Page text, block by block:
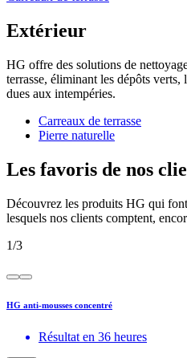
Extérieur
HG offre des solutions de
terrasse, éliminant les dépôts verts,
dues aux intempéries.
Carreaux de terrasse
Pierre naturelle
Les favoris de nos
Découvrez les produits HG qui
lesquels nos clients comptent,
1/3
HG anti-mousses concentré
Résultat en 36 heures